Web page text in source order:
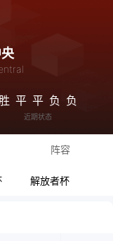
胜 平 平 负 负
近期状态
阵容
解放者杯